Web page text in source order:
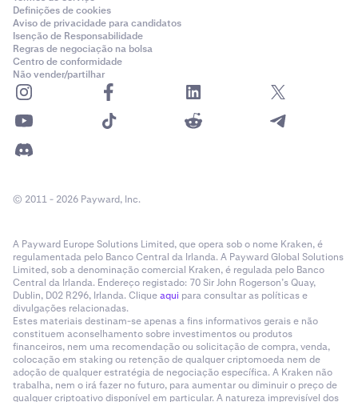
Definições de cookies
Aviso de privacidade para candidatos
Isenção de Responsabilidade
Regras de negociação na bolsa
Centro de conformidade
Não vender/partilhar
© 2011 - 2026 Payward, Inc.
A Payward Europe Solutions Limited, que opera sob o nome Kraken, é
regulamentada pelo Banco Central da Irlanda. A Payward Global Solutions
Limited, sob a denominação comercial Kraken, é regulada pelo Banco
Central da Irlanda. Endereço registado: 70 Sir John Rogerson’s Quay,
Dublin, D02 R296, Irlanda. Cliqueaqui para consultar as políticas e
divulgações relacionadas.
Estes materiais destinam-se apenas a fins informativos gerais e não
constituem aconselhamento sobre investimentos ou produtos
financeiros, nem uma recomendação ou solicitação de compra, venda,
colocação em staking ou retenção de qualquer criptomoeda nem de
adoção de qualquer estratégia de negociação específica. A Kraken não
trabalha, nem o irá fazer no futuro, para aumentar ou diminuir o preço de
qualquer criptoativo disponível em particular. A natureza imprevisível dos